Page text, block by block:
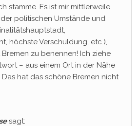
stamme. Es ist mir mittlerweile
politischen Umstände und
höchste Verschuldung, etc.),
zu benennen! Ich ziehe
– aus einem Ort in der Nähe
hat das schöne Bremen nicht
sagt: